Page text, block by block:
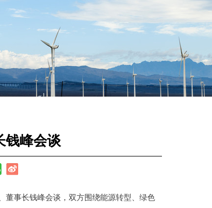
钱峰会谈
董事长钱峰会谈，双方围绕能源转型、绿色